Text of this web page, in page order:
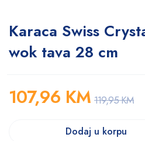
Karaca Swiss
wok tava 28 cm
119,95KM
107,96 KM
Dodaj u korpu